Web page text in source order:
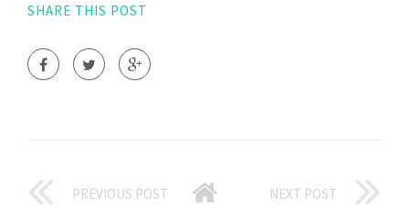
SHARE THIS POST
PREVIOUS POST NEXT POST